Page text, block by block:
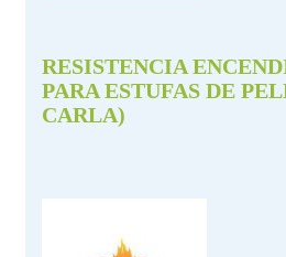
RESISTENCIA
PARA ESTUFAS DE
CARLA)